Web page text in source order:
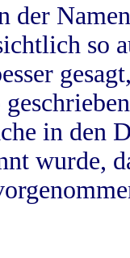
der
so
in
wurde,